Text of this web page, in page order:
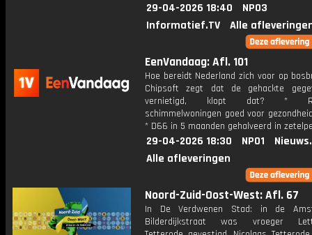
29-04-2026 18:40
NPO3
Informatief.TV
Alle
EenVandaag: Afl. 101
Hoe bereidt Nederland zich voor op
Chipsoft zegt dat de gehackte
vernietigd, klopt dat? *
schimmelwoningen goed voor
* D66 in 5 maanden gehalveerd in
29-04-2026 18:30 NPO1
Alle afleveringen
Noord-Zuid-Oost-West: Afl. 67
In De Verdwenen Stad: in de
Bilderdijkstraat was vroeger